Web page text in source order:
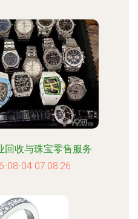
收与珠宝零售服务
08-04 07:08:26